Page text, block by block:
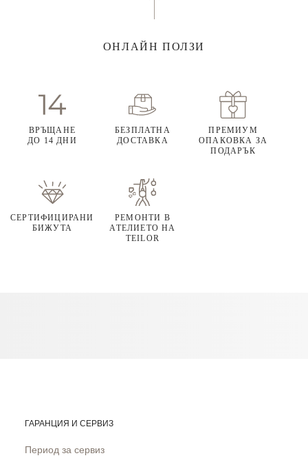
ОНЛАЙН ПОЛЗИ
ВРЪЩАНЕ
ДО 14 ДНИ
БЕЗПЛАТНА
ДОСТАВКА
ПРЕМИУМ
ОПАКОВКА ЗА
ПОДАРЪК
СЕРТИФИЦИРАНИ
БИЖУТА
РЕМОНТИ В
АТЕЛИЕТО НА
TEILOR
ГАРАНЦИЯ И СЕРВИЗ
Период за сервиз